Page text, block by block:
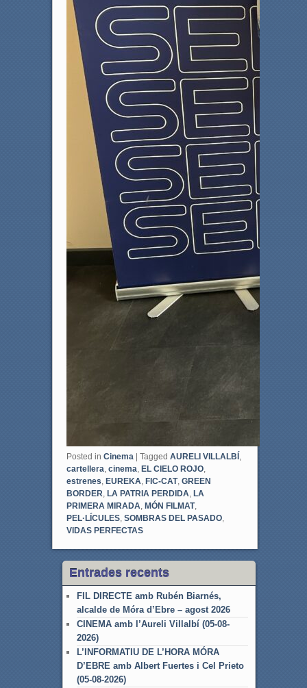
Posted in Cinema | Tagged AURELI VILLALBÍ,
cartellera cinema EL CIELO ROJO,
estrenes EUREKA FIC-CAT, GREEN
BORDER LA PATRIA PERDIDA LA
PRIMERA MIRADA MÓN FILMAT,
PEL·LÍCULES, SOMBRAS DEL PASADO,
VIDAS PERFECTAS
Entrades recents
FIL DIRECTE amb Rubén Biarnés,
alcalde de Móra d’Ebre – agost 2026
CINEMA amb l’Aureli Villalbí (05-08-
2026)
L’INFORMATIU DE L’HORA MÓRA
D’EBRE amb Albert Fuertes i Cel Prieto
(05-08-2026)